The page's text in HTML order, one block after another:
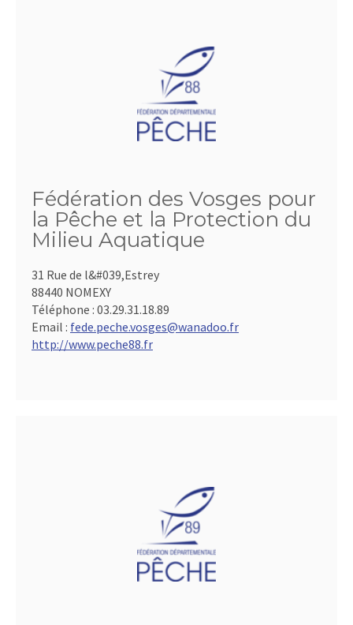
Fédération des Vosges pour
la Pêche et la Protection du
Milieu Aquatique
31 Rue de l&#039,Estrey
88440 NOMEXY
Téléphone : 03.29.31.18.89
Email : fede.peche.vosges@wanadoo.fr
http://www.peche88.fr